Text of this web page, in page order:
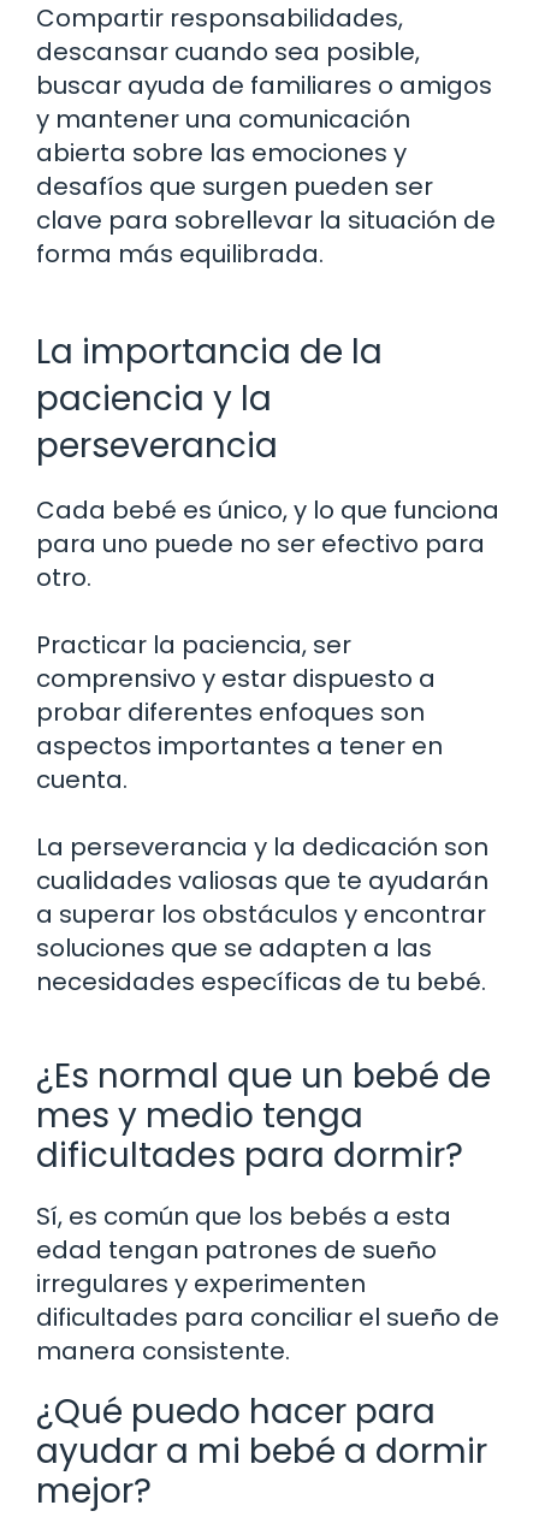
Compartir responsabilidades,
descansar cuando sea posible,
buscar ayuda de familiares o amigos
y mantener una comunicación
abierta sobre las emociones y
desafíos que surgen pueden ser
clave para sobrellevar la situación de
forma más equilibrada.
La importancia de la
paciencia y la
perseverancia
Cada bebé es único, y lo que funciona
para uno puede no ser efectivo para
otro.
Practicar la paciencia, ser
comprensivo y estar dispuesto a
probar diferentes enfoques son
aspectos importantes a tener en
cuenta.
La perseverancia y la dedicación son
cualidades valiosas que te ayudarán
a superar los obstáculos y encontrar
soluciones que se adapten a las
necesidades específicas de tu bebé.
¿Es normal que un bebé de
mes y medio tenga
dificultades para dormir?
Sí, es común que los bebés a esta
edad tengan patrones de sueño
irregulares y experimenten
dificultades para conciliar el sueño de
manera consistente.
¿Qué puedo hacer para
ayudar a mi bebé a dormir
mejor?